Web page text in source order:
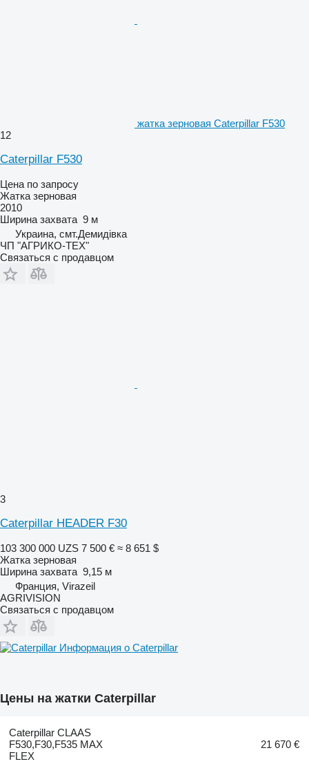
жатка зерновая Caterpillar F530
12
Caterpillar F530
Цена по запросу
Жатка зерновая
2010
Ширина захвата 9 м
Украина, смт.Демидівка
ЧП "АГРИКО-ТЕХ"
Связаться с продавцом
3
Caterpillar HEADER F30
103 300 000 UZS 7 500 € ≈ 8 651 $
Жатка зерновая
Ширина захвата 9,15 м
Франция, Virazeil
AGRIVISION
Связаться с продавцом
Информация о Caterpillar
Цены на жатки Caterpillar
Caterpillar CLAAS
F530,F30,F535 MAX
FLEX
21 670 €